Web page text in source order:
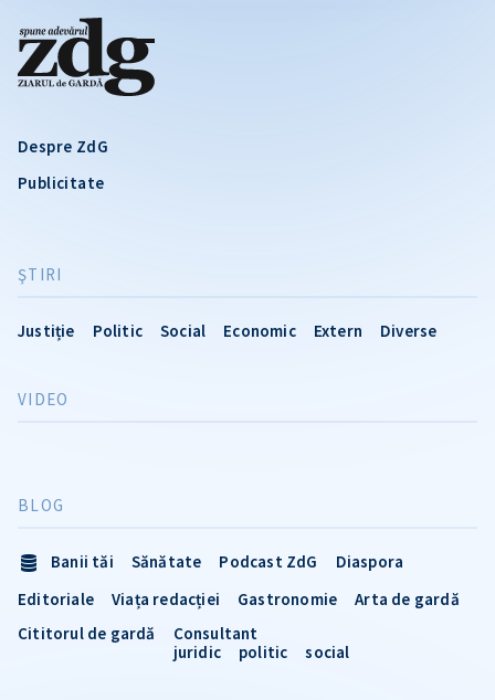
Despre ZdG
Publicitate
ŞTIRI
Justiție Politic Social Economic Extern Diverse
VIDEO
BLOG
Banii tăi Sănătate Podcast ZdG
Diaspora
Editoriale
Viața redacției Gastronomie
Arta de gardă
Cititorul de gardă
Consultant
juridic
politic social